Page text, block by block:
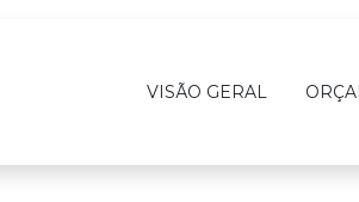
VISÃO GERAL